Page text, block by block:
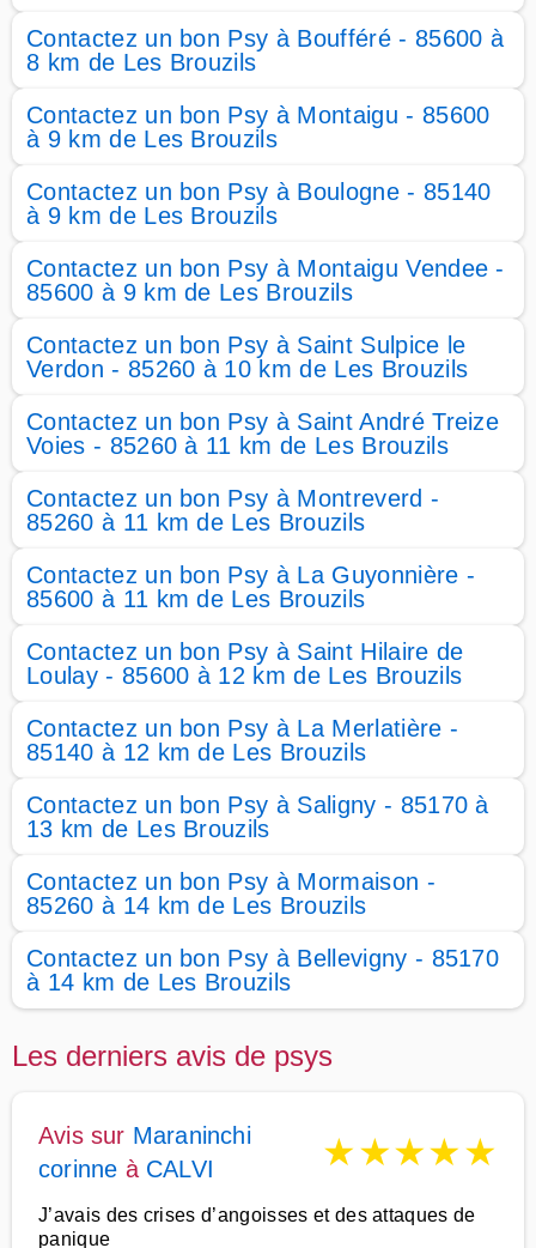
Contactez un bon Psy à Boufféré - 85600 à
8 km de Les Brouzils
Contactez un bon Psy à Montaigu - 85600
à 9 km de Les Brouzils
Contactez un bon Psy à Boulogne - 85140
à 9 km de Les Brouzils
Contactez un bon Psy à Montaigu Vendee -
85600 à 9 km de Les Brouzils
Contactez un bon Psy à Saint Sulpice le
Verdon - 85260 à 10 km de Les Brouzils
Contactez un bon Psy à Saint André Treize
Voies - 85260 à 11 km de Les Brouzils
Contactez un bon Psy à Montreverd -
85260 à 11 km de Les Brouzils
Contactez un bon Psy à La Guyonnière -
85600 à 11 km de Les Brouzils
Contactez un bon Psy à Saint Hilaire de
Loulay - 85600 à 12 km de Les Brouzils
Contactez un bon Psy à La Merlatière -
85140 à 12 km de Les Brouzils
Contactez un bon Psy à Saligny - 85170 à
13 km de Les Brouzils
Contactez un bon Psy à Mormaison -
85260 à 14 km de Les Brouzils
Contactez un bon Psy à Bellevigny - 85170
à 14 km de Les Brouzils
Les derniers avis de psys
Avis sur Maraninchi
corinne à CALVI ★★★★★
J’avais des crises d’angoisses et des attaques de
panique